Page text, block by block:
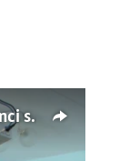
50 min müəllim işini itirə bilər. Birinci sinfə gedənlər azalır